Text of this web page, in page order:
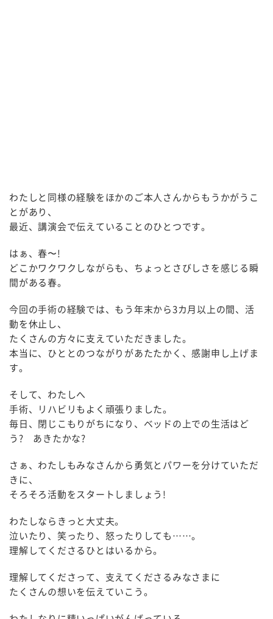
わたしと同様の経験をほかのご本人さんからもうかがうこ
とがあり、
最近、講演会で伝えていることのひとつです。
はぁ、春〜!
どこかワクワクしながらも、ちょっとさびしさを感じる瞬
間がある春。
今回の手術の経験では、もう年末から3カ月以上の間、活
動を休止し、
たくさんの方々に支えていただきました。
本当に、ひととのつながりがあたたかく、感謝申し上げま
す。
そして、わたしへ
手術、リハビリもよく頑張りました。
毎日、閉じこもりがちになり、ベッドの上での生活はど
う? あきたかな?
さぁ、わたしもみなさんから勇気とパワーを分けていただ
きに、
そろそろ活動をスタートしましょう!
わたしならきっと大丈夫。
泣いたり、笑ったり、怒ったりしても……。
理解してくださるひとはいるから。
理解してくださって、支えてくださるみなさまに
たくさんの想いを伝えていこう。